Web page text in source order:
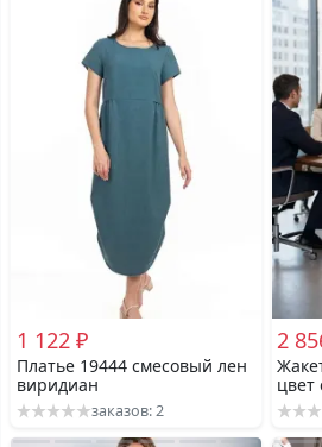
1 122 ₽
Платье 19444 смесовый лен
виридиан
заказов: 2
2
цвет